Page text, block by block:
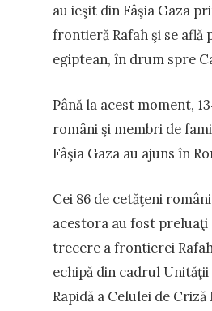
au ieşit din Fâşia Gaza
frontieră Rafah şi se
egiptean, în drum spre
Până la acest moment,
români şi membri de
Fâşia Gaza au ajuns în
Cei 86 de cetăţeni
acestora au fost
trecere a frontierei
echipă din cadrul Unităţii
Rapidă a Celulei de Criză